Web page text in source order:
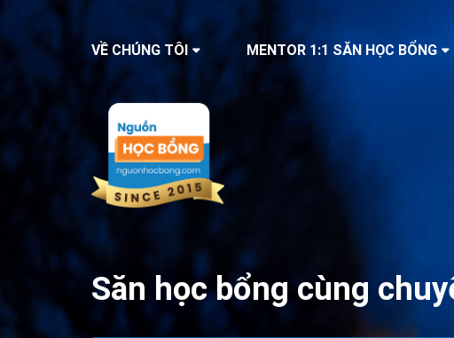
VỀ CHÚNG TÔI MENTOR 1:1 SĂN HỌC BỔNG
Săn học bổng cùng